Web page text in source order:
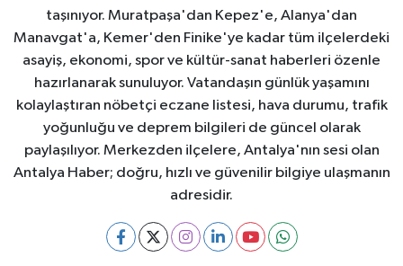
taşınıyor. Muratpaşa'dan Kepez'e, Alanya'dan
Manavgat'a, Kemer'den Finike'ye kadar tüm ilçelerdeki
asayiş, ekonomi, spor ve kültür-sanat haberleri özenle
hazırlanarak sunuluyor. Vatandaşın günlük yaşamını
kolaylaştıran nöbetçi eczane listesi, hava durumu, trafik
yoğunluğu ve deprem bilgileri de güncel olarak
paylaşılıyor. Merkezden ilçelere, Antalya'nın sesi olan
Antalya Haber; doğru, hızlı ve güvenilir bilgiye ulaşmanın
adresidir.